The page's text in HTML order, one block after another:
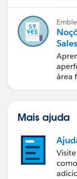
área
Mais ajuda